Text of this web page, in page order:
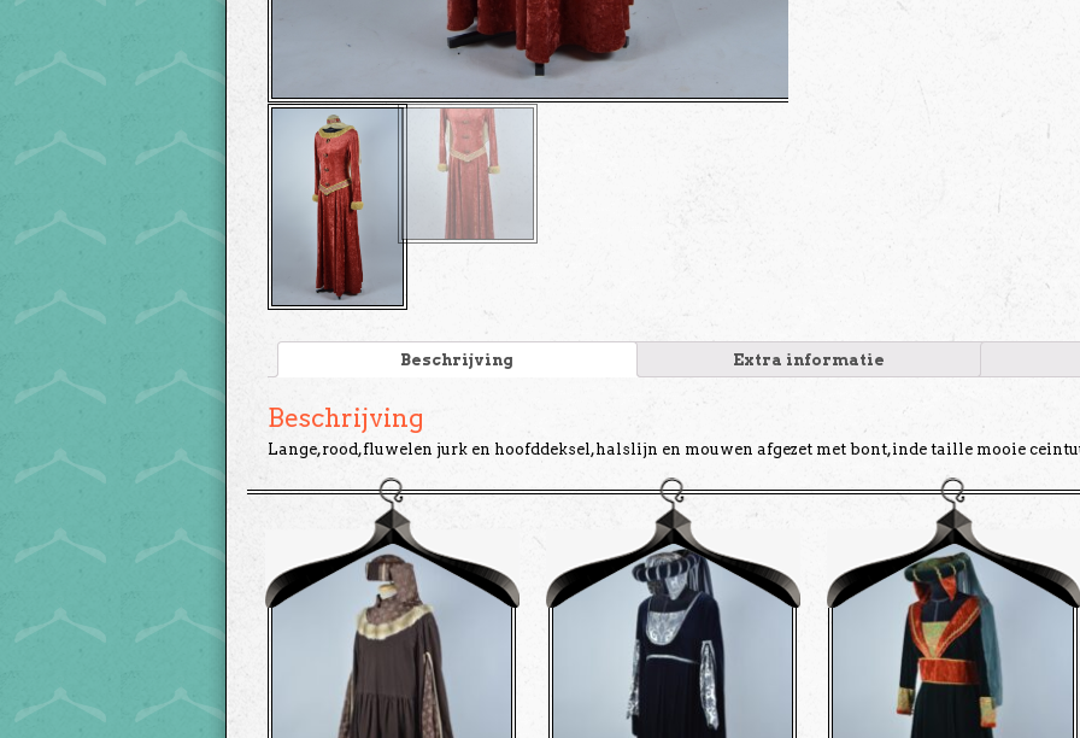
Beschrijving Extra informatie
Beschrijving
Lange,rood,fluwelen jurk en hoofddeksel,halslijn en mouwen afgezet met bont,inde taille mooie